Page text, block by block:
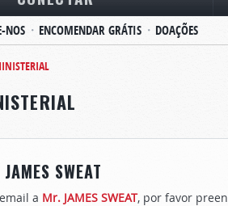
NOS ENCOMENDAR GRÁTIS DOAÇÕES
SWEAT
a Mr. JAMES SWEAT, por favor